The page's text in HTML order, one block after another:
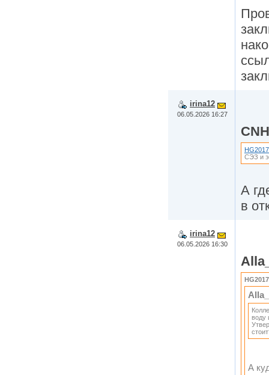
irina12
06.05.2026 16:27
HG2017
СЭЗ и
А
в
irina12
06.05.2026 16:30
HG2017
воду
А